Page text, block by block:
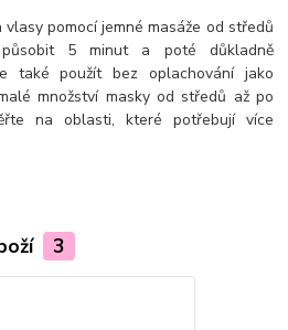
pomocí jemné masáže od středů
5 minut a poté důkladně
také použít bez oplachování jako
množství masky od středů až po
na oblasti, které potřebují více
3